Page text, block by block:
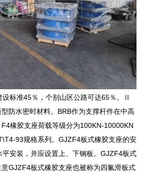
设标准45％，个别山区公路可达65％。Ⅱ
防水密时材料。BRB作为支撑杆件在中高
橡胶支座荷载等级分为100KN-10000KN
93规格系列。GJZF4板式橡胶支座的安
安装，并应设置上、下钢板。GJZF4板式
GJZF4板式橡胶支座也被称为四氟滑板式